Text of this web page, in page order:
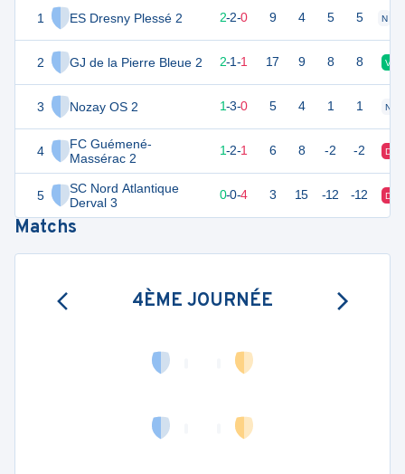
1 ES Dresny Plessé 2
2 GJ de la Pierre Bleue 2
3 Nozay OS 2
4
FC Guémené-
Massérac 2
5
SC Nord Atlantique
Derval 3
8 2-2-0 9 4 5 5 N
7 4 2-1-1 17 9 8 8 V
1-3-0 5 4 1 1 N
1-2-1 6 8 -2 -2 D
0 0-0-4 3 15 -12 -12 D
Matchs
4ÈME JOURNÉE